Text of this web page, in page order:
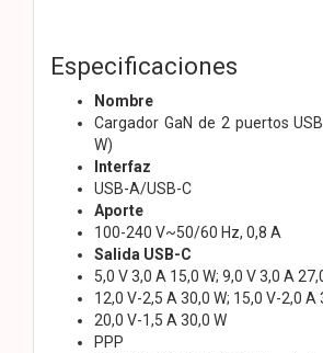
Especificaciones
Nombre
Cargador GaN de 2 puertos
W)
Interfaz
USB-A/USB-C
Aporte
100-240 V~50/60 Hz, 0,8 A
Salida USB-C
5,0 V 3,0 A 15,0 W; 9,0 V 3,0 A
12,0 V-2,5 A 30,0 W; 15,0 V-2,0 A
20,0 V-1,5 A 30,0 W
PPP